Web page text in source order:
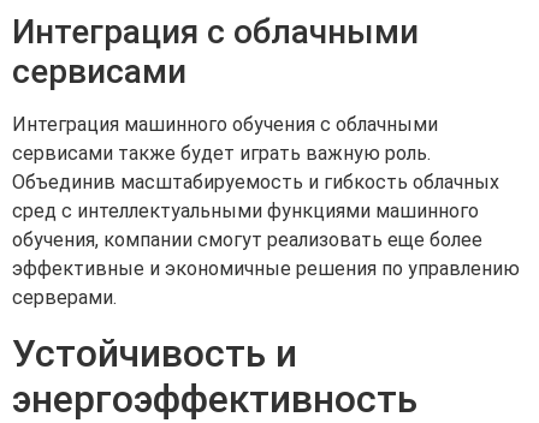
Интеграция с облачными
сервисами
Интеграция машинного обучения с облачными
сервисами также будет играть важную роль.
Объединив масштабируемость и гибкость облачных
сред с интеллектуальными функциями машинного
обучения, компании смогут реализовать еще более
эффективные и экономичные решения по управлению
серверами.
Устойчивость и
энергоэффективность